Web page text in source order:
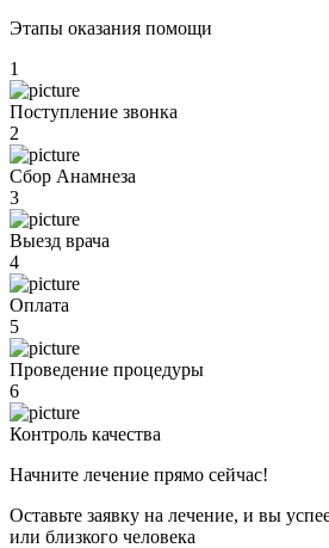
Этапы оказания помощи
1
Поступление звонка
2
Сбор Анамнеза
3
Выезд врача
4
Оплата
5
Проведение процедуры
6
Контроль качества
Начните лечение прямо сейчас!
Оставьте заявку на лечение, и вы
или близкого человека